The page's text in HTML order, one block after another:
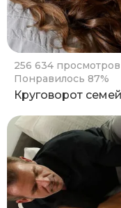
256 634 просмотров
Понравилось 87%
Круговорот